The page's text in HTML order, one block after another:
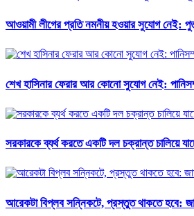
আওয়ামী লীগের প্রতি নমনীয় হওয়ার সুযোগ নেই:
শেখ হাসিনার ফেরার আর কোনো সুযোগ নেই:
সরকারকে ব্যর্থ করতে একটি দল চক্রান্ত চালিয়ে
আরেকটা বিপ্লব সন্নিকটে, প্রস্তুত থাকতে হবে: